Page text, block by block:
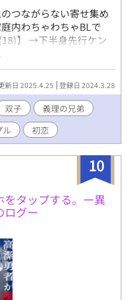
つながらない寄せ集め
内わちゃわちゃBLで
】 →下半身先行ケン
ペースな初恋同士 長
三男・眞空（まそら）
る） ※二男と三男は双子
ありません。
新日 2025.4.25 登録日 2024.3.28
双子
義理の兄弟
ル 初恋
10
タップする。ー異
ログー